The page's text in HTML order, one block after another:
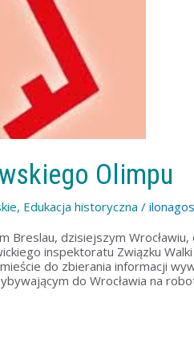
Olimpu
, Edukacja historyczna /
dzisiejszym Wrocławiu,
inspektoratu Związku
do zbierania informacji
do Wrocławia na